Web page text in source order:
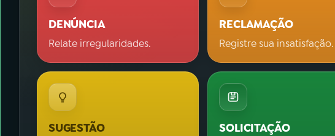
DENÚNCIA
Relate irregularidades.
RECLAMAÇÃO
Registre sua insatisfação.
SUGESTÃO SOLICITAÇÃO